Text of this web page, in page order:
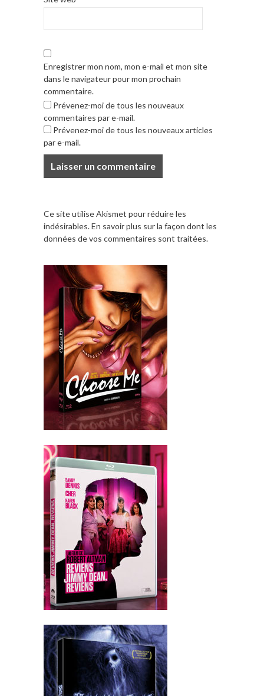
Enregistrer mon nom, mon e-mail et mon site
dans le navigateur pour mon prochain
commentaire.
Prévenez-moi de tous les nouveaux
commentaires par e-mail.
Prévenez-moi de tous les nouveaux articles
par e-mail.
Ce site utilise Akismet pour réduire les
indésirables.En savoir plus sur la façon dont les
données de vos commentaires sont traitées.